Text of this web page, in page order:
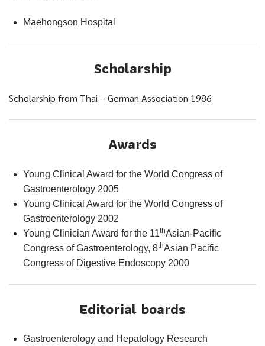
Maehongson Hospital
Scholarship
Scholarship from Thai – German Association 1986
Awards
Young Clinical Award for the World Congress of
Gastroenterology 2005
Young Clinical Award for the World Congress of
Gastroenterology 2002
Young Clinician Award for the 11thAsian-Pacific
Congress of Gastroenterology, 8thAsian Pacific
Congress of Digestive Endoscopy 2000
Editorial boards
Gastroenterology and Hepatology Research